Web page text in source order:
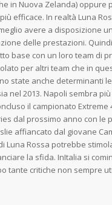
in Nuova Zelanda) oppure
efficace. In realtà Luna
avere a disposizione
delle prestazioni.
base con un loro team di
per altri team che in
state anche determinanti
nel 2013. Napoli sembra
il campionato Extreme
dal prossimo anno con
affiancato dal giovane
di Luna Rossa potrebbe
la sfida. InItalia si
tante critiche non sempre